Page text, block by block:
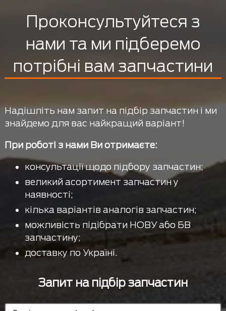
Проконсультуйтеся з
нами та ми підберемо
потрібні вам запчастини
Надішліть нам запит на підбір запчастин і ми
знайдемо для вас найкращий варіант!
При роботі з нами Ви отримаєте:
консультації щодо підбору запчастин;
великий асортимент запчастин у
наявності;
кілька варіантів аналогів запчастин;
можливість підібрати НОВУ або БВ
запчастину;
доставку по Україні.
Запит на підбір запчастин